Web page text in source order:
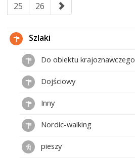
25
26
Szlaki
Do obiektu krajoznawczego
Dojściowy
Inny
Nordic-walking
pieszy